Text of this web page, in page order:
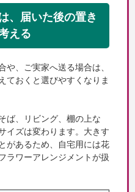
、届いた後の置き
える
や、ご実家へ送る場合は、
ておくと選びやすくなりま
ば、リビング、棚の上な
イズは変わります。大きす
があるため、自宅用には花
ラワーアレンジメントが扱